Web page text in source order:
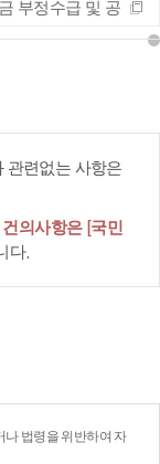
부정수급 및 공
관련없는 사항은
의사항은 [국민
다.
나 법령을 위반하여 자